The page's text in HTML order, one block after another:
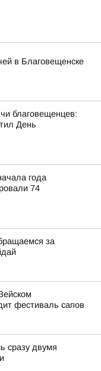
в Благовещенске
благовещенцев:
День
года
74
за
фестиваль сапов
сразу двумя